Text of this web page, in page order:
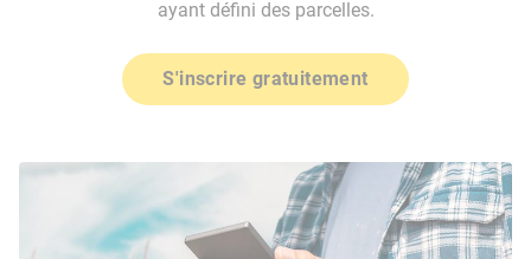
ayant défini des parcelles.
S'inscrire gratuitement